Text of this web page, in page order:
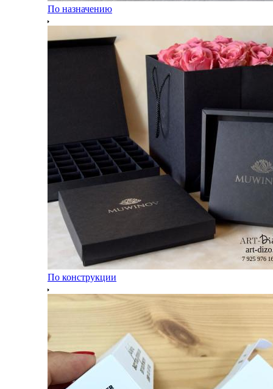
По назначению
По конструкции